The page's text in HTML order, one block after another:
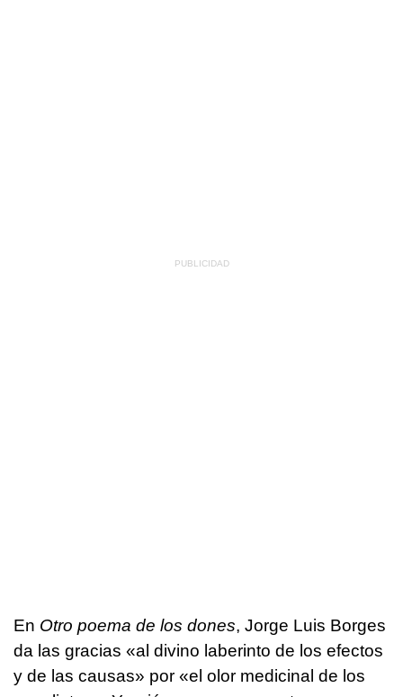
En Otro poema de los dones, Jorge Luis Borges
da las gracias «al divino laberinto de los efectos
y de las causas» por «el olor medicinal de los